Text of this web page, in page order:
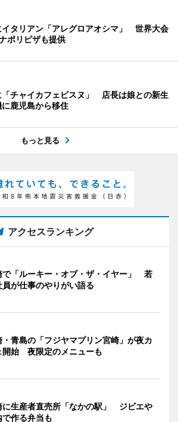
イタリアン「アレグロアオシマ」 世界大会
ポリピザも提供
「チャイカフェビスヌ」 店長は娘との新生
鹿児島から移住
もっと見る
アクセスランキング
で「ルーキー・オブ・ザ・イヤー」 若
員が仕事のやりがい語る
・青島の「フジヤマプリン宮崎」が夜カ
開始 夜限定のメニューも
に生産者直売所「なかの駅」 ジビエや
で作る弁当も